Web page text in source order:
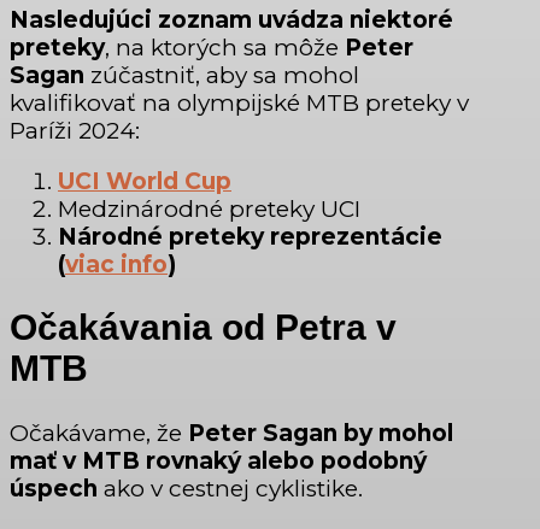
Nasledujúci zoznam uvádza niektoré
preteky, na ktorých sa môže Peter
Sagan zúčastniť, aby sa mohol
kvalifikovať na olympijské MTB preteky v
Paríži 2024:
UCI World Cup
Medzinárodné preteky UCI
Národné preteky reprezentácie
(viac info)
Očakávania od Petra v
MTB
Očakávame, že Peter Sagan by mohol
mať v MTB rovnaký alebo podobný
úspech ako v cestnej cyklistike.